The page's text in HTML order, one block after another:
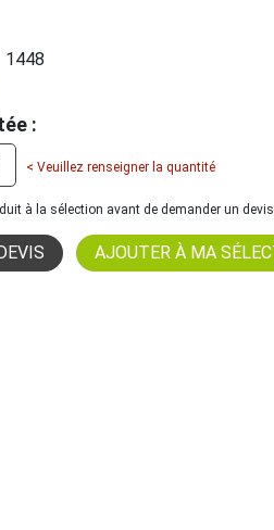
1448
:
< Veuillez renseigner la quantité
à la sélection avant de demander un devis